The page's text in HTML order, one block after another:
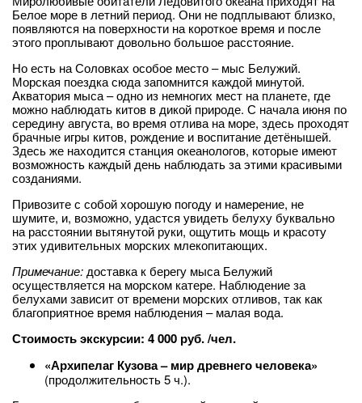
Белое море в летний период. Они не подплывают близко,
появляются на поверхности на короткое время и после
этого проплывают довольно большое расстояние.
Но есть на Соловках особое место – мыс Белужий.
Морская поездка сюда запомнится каждой минутой.
Акватория мыса – одно из немногих мест на планете, где
можно наблюдать китов в дикой природе. С начала июня по
середину августа, во время отлива на море, здесь проходят
брачные игры китов, рождение и воспитание детёнышей.
Здесь же находится станция океанологов, которые имеют
возможность каждый день наблюдать за этими красивыми
созданиями.
Привозите с собой хорошую погоду и намерение, не
шумите, и, возможно, удастся увидеть белуху буквально
на расстоянии вытянутой руки, ощутить мощь и красоту
этих удивительных морских млекопитающих.
Примечание: доставка к берегу мыса Белужий
осуществляется на морском катере. Наблюдение за
белухами зависит от времени морских отливов, так как
благоприятное время наблюдения – малая вода.
Стоимость экскурсии: 4 000 руб. /чел.
«Архипелаг Кузова – мир древнего человека»
(продолжительность 5 ч.).